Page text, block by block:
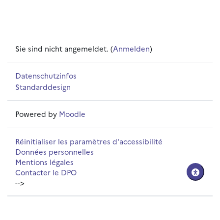
Sie sind nicht angemeldet. (Anmelden)
Datenschutzinfos
Standarddesign
Powered by Moodle
Réinitialiser les paramètres d'accessibilité
Données personnelles
Mentions légales
Contacter le DPO
-->